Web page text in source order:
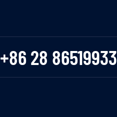
+86 28 86519933